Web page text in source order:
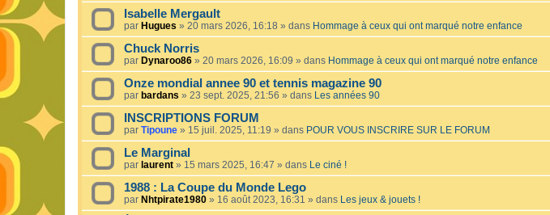
Isabelle Mergault
par Hugues » 20 mars 2026, 16:18 » dans Hommage à ceux qui ont marqué notre enfance
Chuck Norris
par Dynaroo86 » 20 mars 2026, 16:09 » dans Hommage à ceux qui ont marqué notre enfance
Onze mondial annee 90 et tennis magazine 90
par bardans » 23 sept. 2025, 21:56 » dans Les années 90
INSCRIPTIONS FORUM
par Tipoune » 15 juil. 2025, 11:19 » dans POUR VOUS INSCRIRE SUR LE FORUM
Le Marginal
par laurent » 15 mars 2025, 16:47 » dans Le ciné !
1988 : La Coupe du Monde Lego
par Nhtpirate1980 » 16 août 2023, 16:31 » dans Les jeux & jouets !